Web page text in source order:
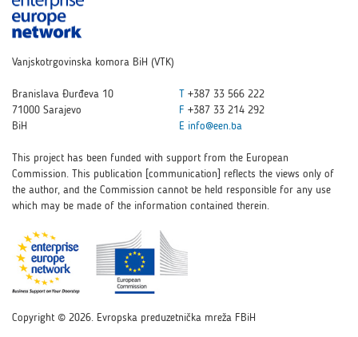
Vanjskotrgovinska komora BiH (VTK)
Branislava Đurđeva 10 T +387 33 566 222
71000 Sarajevo
F +387 33 214 292
BiH
E info@een.ba
This project has been funded with support from the European
Commission. This publication [communication] reflects the views only of
the author, and the Commission cannot be held responsible for any use
which may be made of the information contained therein.
Copyright © 2026. Evropska preduzetnička mreža FBiH